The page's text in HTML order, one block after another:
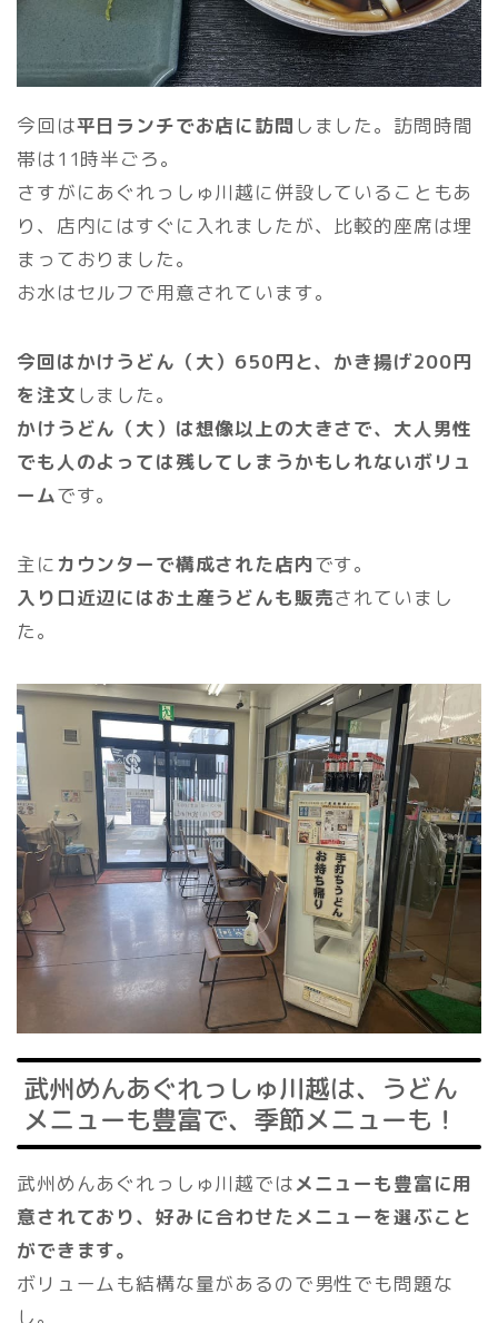
今回は平日ランチでお店に訪問 しました。訪問時間
帯は11時半ごろ。
さすがにあぐれっしゅ川越に併設していることもあ
り、店内にはすぐに入れましたが、比較的座席は埋
まっておりました。
お水はセルフで用意されています。
今回はかけうどん（大）650円と、かき揚げ200円
を注文 しました。
かけうどん（大）は想像以上の大きさで、大人男性
でも人のよっては残してしまうかもしれないボリュ
ームです。
主にカウンターで構成された店内です。
入り口近辺にはお土産うどんも販売されていまし
た。
武州めんあぐれっしゅ川越は、うどん
メニューも豊富で、季節メニューも！
武州めんあぐれっしゅ川越ではメニューも豊富に用
意されており、好みに合わせたメニューを選ぶこと
ができます。
ボリュームも結構な量があるので男性でも問題な
し。